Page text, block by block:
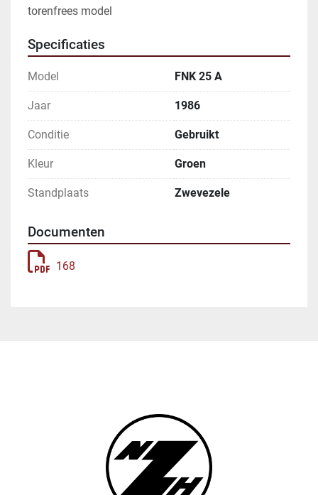
torenfrees model
Specificaties
Model FNK 25 A
Jaar 1986
Conditie Gebruikt
Kleur Groen
Standplaats Zwevezele
Documenten
168